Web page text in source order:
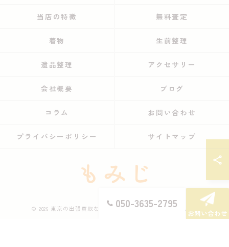
050-3635-2795
お問い合わせ
当店の特徴 無料査定
着物 生前整理
遺品整理 アクセサリー
会社概要 ブログ
コラム お問い合わせ
プライバシーポリシー サイトマップ
© 2026 東京の出張買取ならもみじ ALL RIGHTS RESERVED.